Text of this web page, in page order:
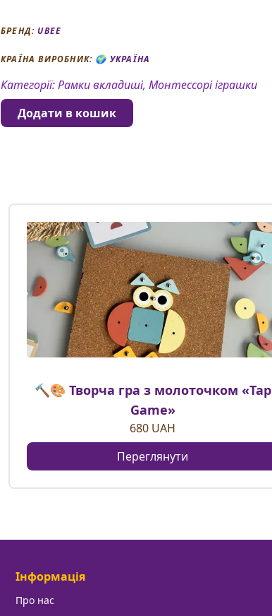
БРЕНД:UBEE
КРАЇНА ВИРОБНИК: 🌍 УКРАЇНА
Категорії:Рамки вкладиші, Монтессорі іграшки
Додати в кошик
🔨🎨 Творча гра з молоточком «Tap
Game»
680 UAH
Переглянути
Інформація
Про нас